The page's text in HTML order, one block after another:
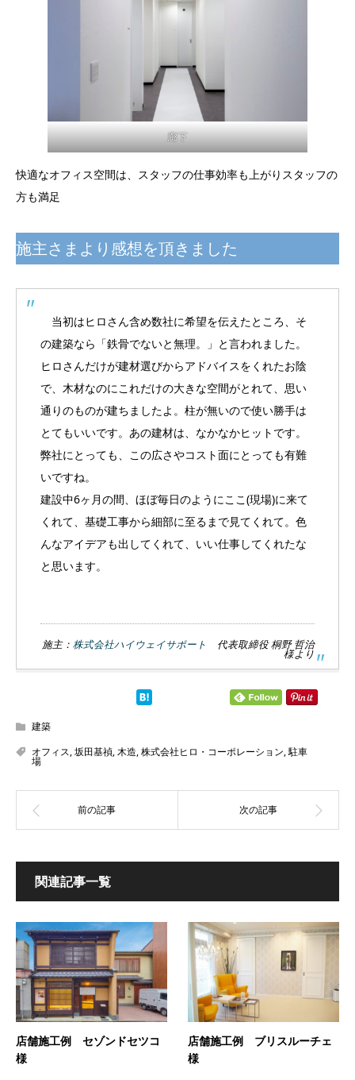
廊下
快適なオフィス空間は、スタッフの仕事効率も上がりスタッフの
方も満足
施主さまより感想を頂きました
当初はヒロさん含め数社に希望を伝えたところ、そ
の建築なら「鉄骨でないと無理。」と言われました。
ヒロさんだけが建材選びからアドバイスをくれたお陰
で、木材なのにこれだけの大きな空間がとれて、思い
通りのものが建ちましたよ。柱が無いので使い勝手は
とてもいいです。あの建材は、なかなかヒットです。
弊社にとっても、この広さやコスト面にとっても有難
いですね。
建設中6ヶ月の間、ほぼ毎日のようにここ(現場)に来て
くれて、基礎工事から細部に至るまで見てくれて。色
んなアイデアも出してくれて、いい仕事してくれたな
と思います。
施主： 株式会社ハイウェイサポート 代表取締役 桐野 哲治
様より
建築
オフィス,坂田基禎,木造,株式会社ヒロ・コーポレーション,駐車
場
関連記事一覧
店舗施工例 セゾンドセツコ
様
店舗施工例 ブリスルーチェ
様